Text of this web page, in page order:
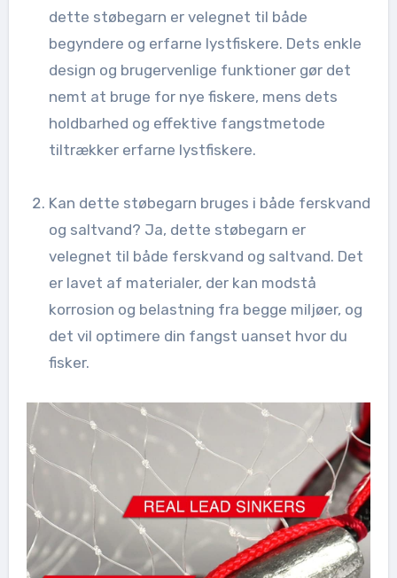
dette støbegarn er velegnet til både
begyndere og erfarne lystfiskere. Dets enkle
design og brugervenlige funktioner gør det
nemt at bruge for nye fiskere, mens dets
holdbarhed og effektive fangstmetode
tiltrækker erfarne lystfiskere.
Kan dette støbegarn bruges i både ferskvand
og saltvand? Ja, dette støbegarn er
velegnet til både ferskvand og saltvand. Det
er lavet af materialer, der kan modstå
korrosion og belastning fra begge miljøer, og
det vil optimere din fangst uanset hvor du
fisker.